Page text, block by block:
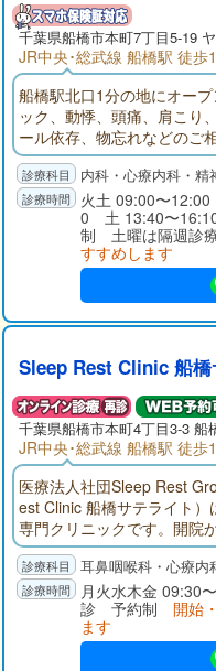
千葉県船橋市本町7丁目5-19
JR中央･総武線 船橋駅 徒歩
船橋駅北口1分の地にオー
ック、動悸、頭痛、肩こり
ール依存、物忘れなどのご
精神科、神経内科、内科を
ック船橋駅前診療所のサイ
案内、診療時間、院長略歴
なれます。
内科・心療内科・精
火土 09:00〜
0 土 13:40〜
制 土曜は隔週診
すすめします
Sleep Rest Clinic 船橋
千葉県船橋市本町4丁目3-3 船
JR中央･総武線 船橋駅 徒歩
医療法人社団Sleep Rest
est Clinic 船橋サテライト
専門クリニックです。開院
0件（令和7年5月現在）を
ります。 耳鼻咽喉科・心療内
月火水木金 09:30
診 予約制 開始
ます